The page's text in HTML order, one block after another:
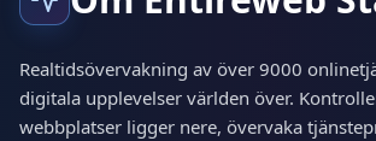
Realtidsövervakning av över 9000
digitala upplevelser världen över.
webbplatser ligger nere, övervaka